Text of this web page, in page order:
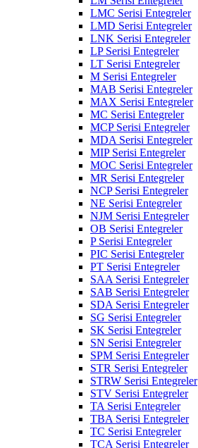
LMC Serisi Entegreler
LMD Serisi Entegreler
LNK Serisi Entegreler
LP Serisi Entegreler
LT Serisi Entegreler
M Serisi Entegreler
MAB Serisi Entegreler
MAX Serisi Entegreler
MC Serisi Entegreler
MCP Serisi Entegreler
MDA Serisi Entegreler
MIP Serisi Entegreler
MOC Serisi Entegreler
MR Serisi Entegreler
NCP Serisi Entegreler
NE Serisi Entegreler
NJM Serisi Entegreler
OB Serisi Entegreler
P Serisi Entegreler
PIC Serisi Entegreler
PT Serisi Entegreler
SAA Serisi Entegreler
SAB Serisi Entegreler
SDA Serisi Entegreler
SG Serisi Entegreler
SK Serisi Entegreler
SN Serisi Entegreler
SPM Serisi Entegreler
STR Serisi Entegreler
STRW Serisi Entegreler
STV Serisi Entegreler
TA Serisi Entegreler
TBA Serisi Entegreler
TC Serisi Entegreler
TCA Serisi Entegreler